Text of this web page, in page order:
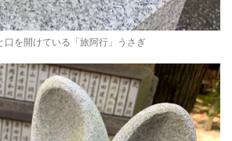
口を開けている「旅阿行」うさぎ